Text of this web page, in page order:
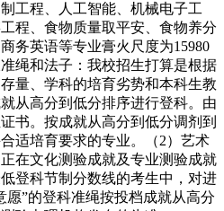
工程、人工智能、机械电子工
程、食物质量取平安、食物养分
务英语等专业膏火尺度为15980
绳和法子：我校招生打算是根据
量、学科的培育劣势和本科生教
从高分到低分排序进行登科。由
书。按成就从高分到低分调剂到
适培育要求的专业。（2）艺术
在文化测验成就及专业测验成就
登科节制分数线的考生中，对进
愿”的登科准绳按投档成就从高分